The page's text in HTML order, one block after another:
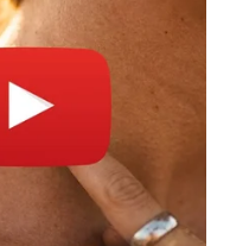
sada polako pronalazi
da se pred nama
emocije imati priliku
brzo postati mnogo